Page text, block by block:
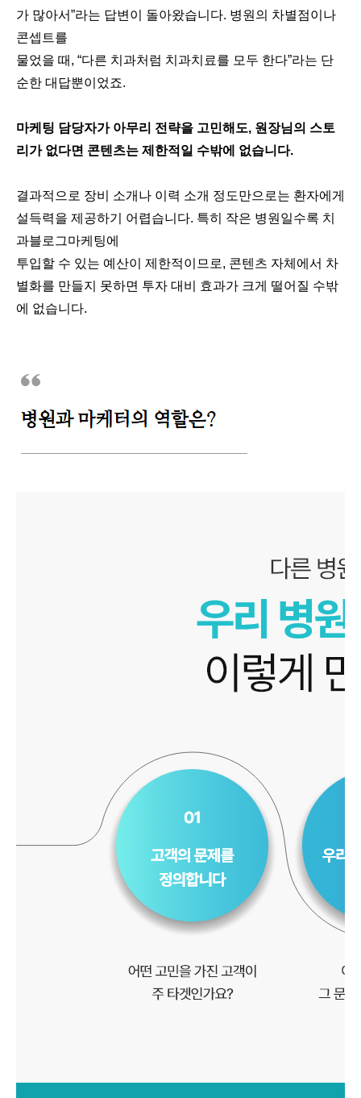
가 많아서”라는 답변이 돌아왔습니다. 병원의 차별점이나
콘셉트를
물었을 때, “다른 치과처럼 치과치료를 모두 한다”라는 단
순한 대답뿐이었죠.
마케팅 담당자가 아무리 전략을 고민해도, 원장님의 스토
리가 없다면 콘텐츠는 제한적일 수밖에 없습니다.
결과적으로 장비 소개나 이력 소개 정도만으로는 환자에게
설득력을 제공하기 어렵습니다. 특히 작은 병원일수록 치
과블로그마케팅에
투입할 수 있는 예산이 제한적이므로, 콘텐츠 자체에서 차
별화를 만들지 못하면 투자 대비 효과가 크게 떨어질 수밖
에 없습니다.